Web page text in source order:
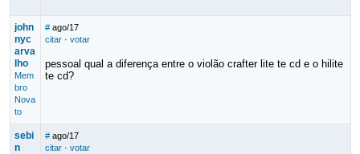
john
nyc
arva
lho
Mem
bro
Nova
to
# ago/17
citar· votar
pessoal qual a diferença entre o violão crafter lite te cd e o hilite
te cd?
sebi
n
# ago/17
citar· votar